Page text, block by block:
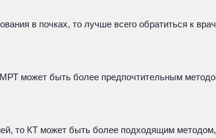
в почках, то лучше всего обратиться к
может быть более предпочтительным
то КТ может быть более подходящим